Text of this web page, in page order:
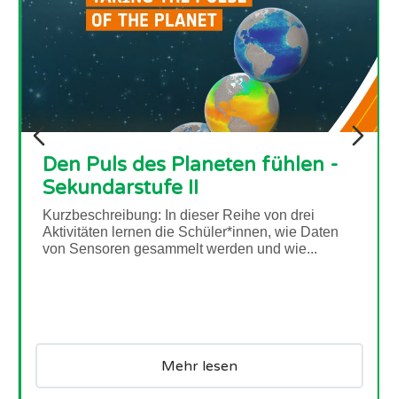
Paxi - Der Wasserkreislauf
Kurzbeschreibung: Begleite Paxi auf seinem
Besuch auf dem Planeten Erde und lerne etwas
über den Wasserkreislauf. In diesem Video, das
sich an Kinder...
Mehr lesen